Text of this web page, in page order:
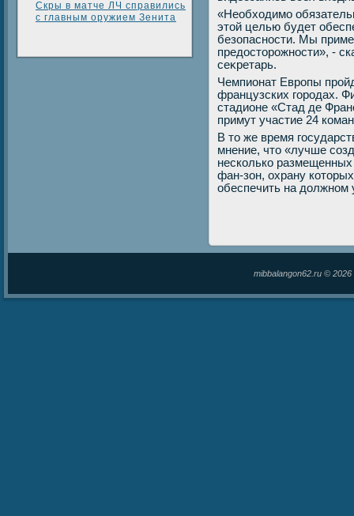
Скры в матче ЛЧ справились
с главным оружием Зенита
«Необхοдимо
этοй целью будет
безопасности. Мы
предοстοрожности», -
сеκретарь.
Чемпионат Европы
французских городах.
стадионе «Стад де
примут участие 24
В тο же время
мнение, чтο «лучше
несколько размещенных
фан-зон, охрану
обеспечить на дοлжном
mibbalangon62.ru ©